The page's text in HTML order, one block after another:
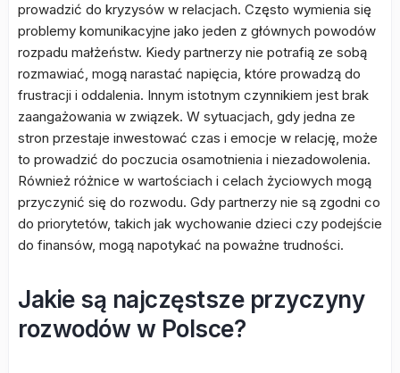
prowadzić do kryzysów w relacjach. Często wymienia się
problemy komunikacyjne jako jeden z głównych powodów
rozpadu małżeństw. Kiedy partnerzy nie potrafią ze sobą
rozmawiać, mogą narastać napięcia, które prowadzą do
frustracji i oddalenia. Innym istotnym czynnikiem jest brak
zaangażowania w związek. W sytuacjach, gdy jedna ze
stron przestaje inwestować czas i emocje w relację, może
to prowadzić do poczucia osamotnienia i niezadowolenia.
Również różnice w wartościach i celach życiowych mogą
przyczynić się do rozwodu. Gdy partnerzy nie są zgodni co
do priorytetów, takich jak wychowanie dzieci czy podejście
do finansów, mogą napotykać na poważne trudności.
Jakie są najczęstsze przyczyny
rozwodów w Polsce?